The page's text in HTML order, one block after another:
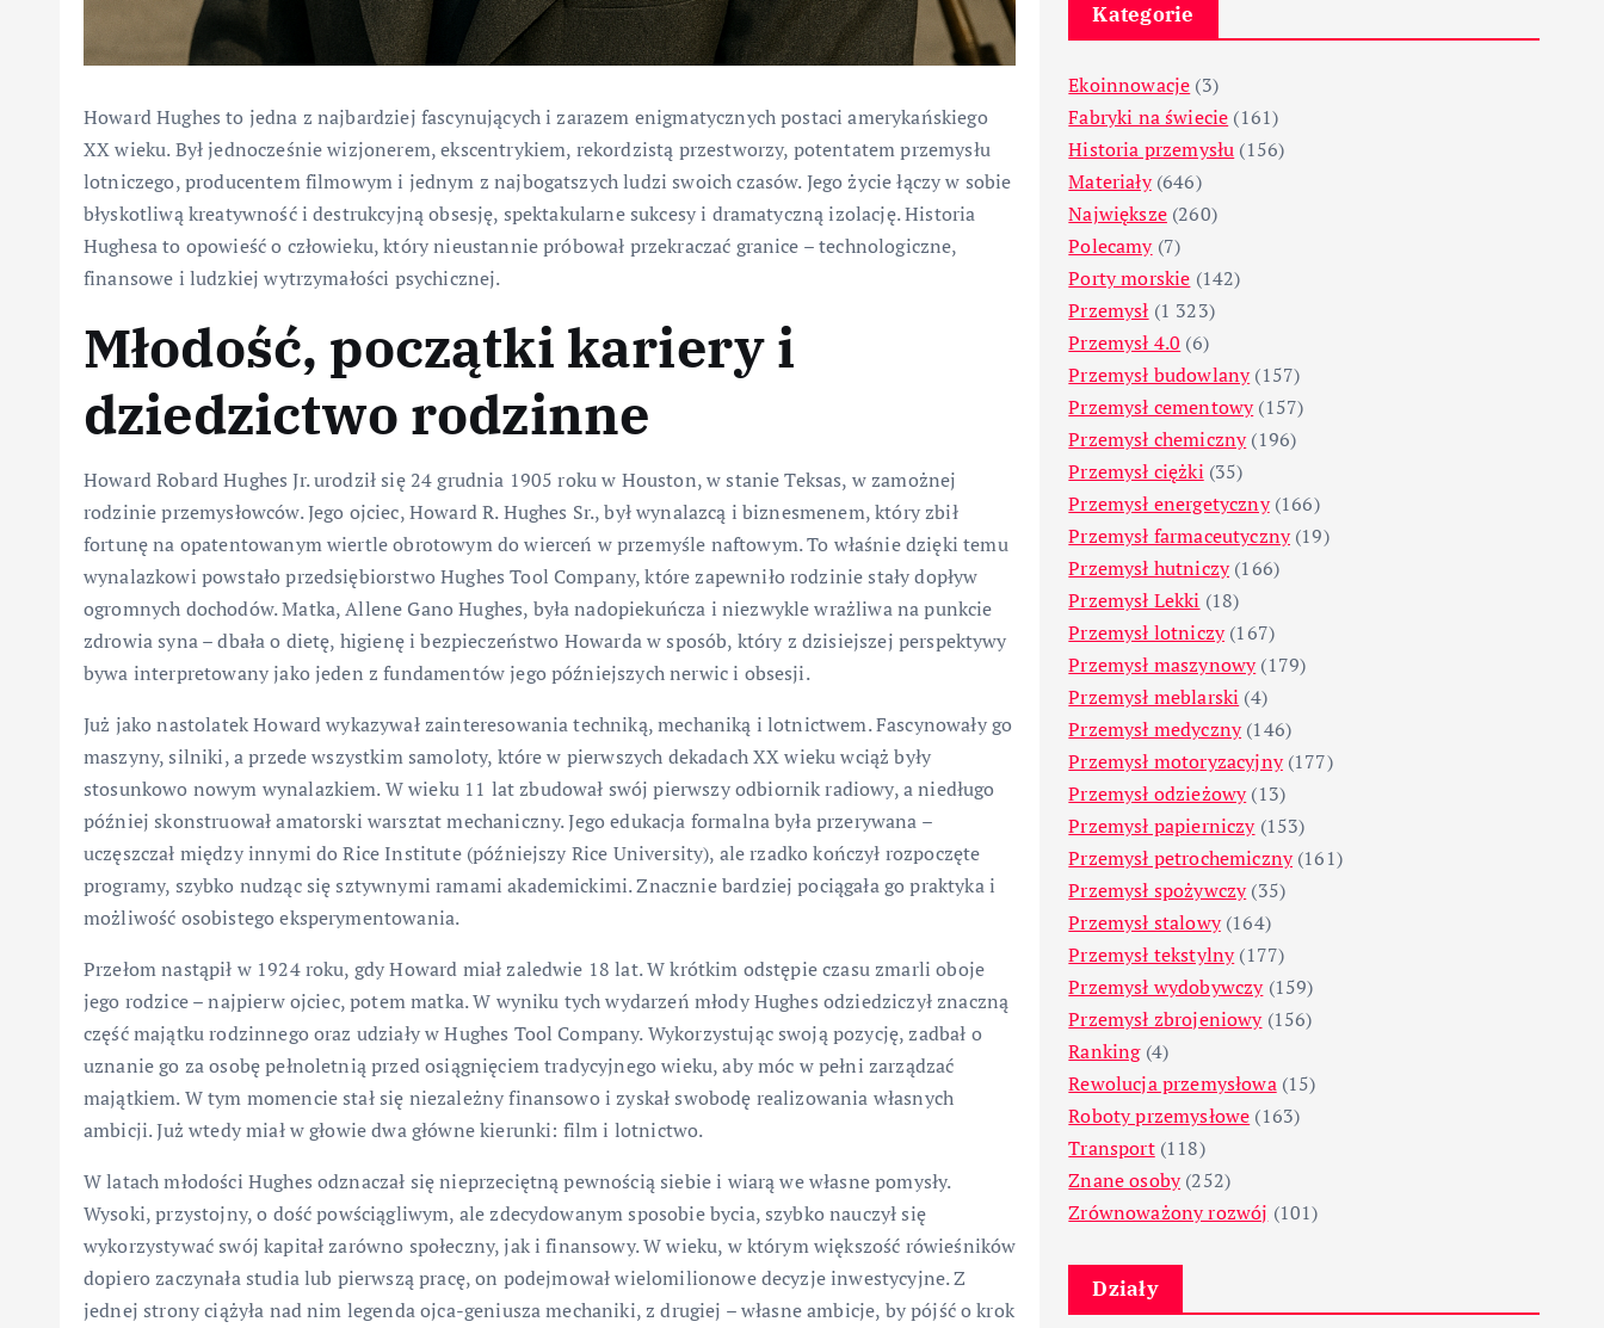
Howard Hughes to jedna z najbardziej fascynujących i zarazem enigmatycznych postaci amerykańskiego
XX wieku. Był jednocześnie wizjonerem, ekscentrykiem, rekordzistą przestworzy, potentatem przemysłu
lotniczego, producentem filmowym i jednym z najbogatszych ludzi swoich czasów. Jego życie łączy w sobie
błyskotliwą kreatywność i destrukcyjną obsesję, spektakularne sukcesy i dramatyczną izolację. Historia
Hughesa to opowieść o człowieku, który nieustannie próbował przekraczać granice – technologiczne,
finansowe i ludzkiej wytrzymałości psychicznej.
Młodość, początki kariery i
dziedzictwo rodzinne
Howard Robard Hughes Jr. urodził się 24 grudnia 1905 roku w Houston, w stanie Teksas, w zamożnej
rodzinie przemysłowców. Jego ojciec, Howard R. Hughes Sr., był wynalazcą i biznesmenem, który zbił
fortunę na opatentowanym wiertle obrotowym do wierceń w przemyśle naftowym. To właśnie dzięki temu
wynalazkowi powstało przedsiębiorstwo Hughes Tool Company, które zapewniło rodzinie stały dopływ
ogromnych dochodów. Matka, Allene Gano Hughes, była nadopiekuńcza i niezwykle wrażliwa na punkcie
zdrowia syna – dbała o dietę, higienę i bezpieczeństwo Howarda w sposób, który z dzisiejszej perspektywy
bywa interpretowany jako jeden z fundamentów jego późniejszych nerwic i obsesji.
Już jako nastolatek Howard wykazywał zainteresowania techniką, mechaniką i lotnictwem. Fascynowały go
maszyny, silniki, a przede wszystkim samoloty, które w pierwszych dekadach XX wieku wciąż były
stosunkowo nowym wynalazkiem. W wieku 11 lat zbudował swój pierwszy odbiornik radiowy, a niedługo
później skonstruował amatorski warsztat mechaniczny. Jego edukacja formalna była przerywana –
uczęszczał między innymi do Rice Institute (późniejszy Rice University), ale rzadko kończył rozpoczęte
programy, szybko nudząc się sztywnymi ramami akademickimi. Znacznie bardziej pociągała go praktyka i
możliwość osobistego eksperymentowania.
Przełom nastąpił w 1924 roku, gdy Howard miał zaledwie 18 lat. W krótkim odstępie czasu zmarli oboje
jego rodzice – najpierw ojciec, potem matka. W wyniku tych wydarzeń młody Hughes odziedziczył znaczną
część majątku rodzinnego oraz udziały w Hughes Tool Company. Wykorzystując swoją pozycję, zadbał o
uznanie go za osobę pełnoletnią przed osiągnięciem tradycyjnego wieku, aby móc w pełni zarządzać
majątkiem. W tym momencie stał się niezależny finansowo i zyskał swobodę realizowania własnych
ambicji. Już wtedy miał w głowie dwa główne kierunki: film i lotnictwo.
W latach młodości Hughes odznaczał się nieprzeciętną pewnością siebie i wiarą we własne pomysły.
Wysoki, przystojny, o dość powściągliwym, ale zdecydowanym sposobie bycia, szybko nauczył się
wykorzystywać swój kapitał zarówno społeczny, jak i finansowy. W wieku, w którym większość rówieśników
dopiero zaczynała studia lub pierwszą pracę, on podejmował wielomilionowe decyzje inwestycyjne. Z
jednej strony ciążyła nad nim legenda ojca-geniusza mechaniki, z drugiej – własne ambicje, by pójść o krok
Kategorie
Ekoinnowacje (3)
Fabryki na świecie (161)
Historia przemysłu (156)
Materiały(646)
Największe(260)
Polecamy(7)
Porty morskie (142)
Przemysł (1 323)
Przemysł 4.0 (6)
Przemysł budowlany(157)
Przemysł cementowy(157)
Przemysł chemiczny(196)
Przemysł ciężki (35)
Przemysł energetyczny(166)
Przemysł farmaceutyczny(19)
Przemysł hutniczy(166)
Przemysł Lekki (18)
Przemysł lotniczy(167)
Przemysł maszynowy(179)
Przemysł meblarski (4)
Przemysł medyczny(146)
Przemysł motoryzacyjny(177)
Przemysł odzieżowy(13)
Przemysł papierniczy(153)
Przemysł petrochemiczny(161)
Przemysł spożywczy(35)
Przemysł stalowy(164)
Przemysł tekstylny(177)
Przemysł wydobywczy(159)
Przemysł zbrojeniowy(156)
Ranking(4)
Rewolucja przemysłowa(15)
Roboty przemysłowe (163)
Transport(118)
Znane osoby(252)
Zrównoważony rozwój (101)
Działy